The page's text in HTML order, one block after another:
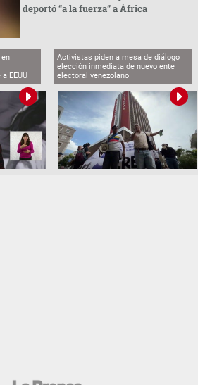
deportó “a la fuerza” a África
EEUU
Activistas piden a mesa de diálogo
elección inmediata de nuevo ente
electoral venezolano